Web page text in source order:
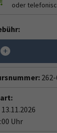
oder
13.11.2026
Uhr